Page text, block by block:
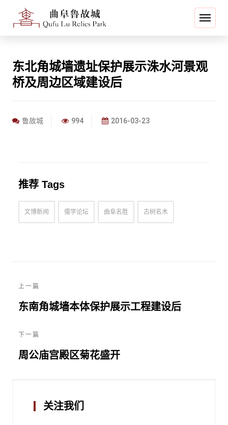
东北角城墙遗址保护展示洙水河景观
桥及周边区域建设后
鲁故城 994 2016-03-23
推荐 Tags
文博新闻 儒学论坛 曲阜名胜 古树名木
上一篇
东南角城墙本体保护展示工程建设后
下一篇
周公庙宫殿区菊花盛开
关注我们